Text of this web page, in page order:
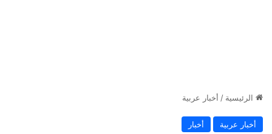
الرئيسية / أخبار عربية
أخبار عربية أخبار